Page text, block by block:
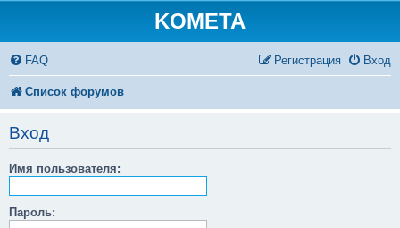
KOMETA
FAQ Вход
Регистрация
Список форумов
Вход
Имя пользователя:
Пароль: